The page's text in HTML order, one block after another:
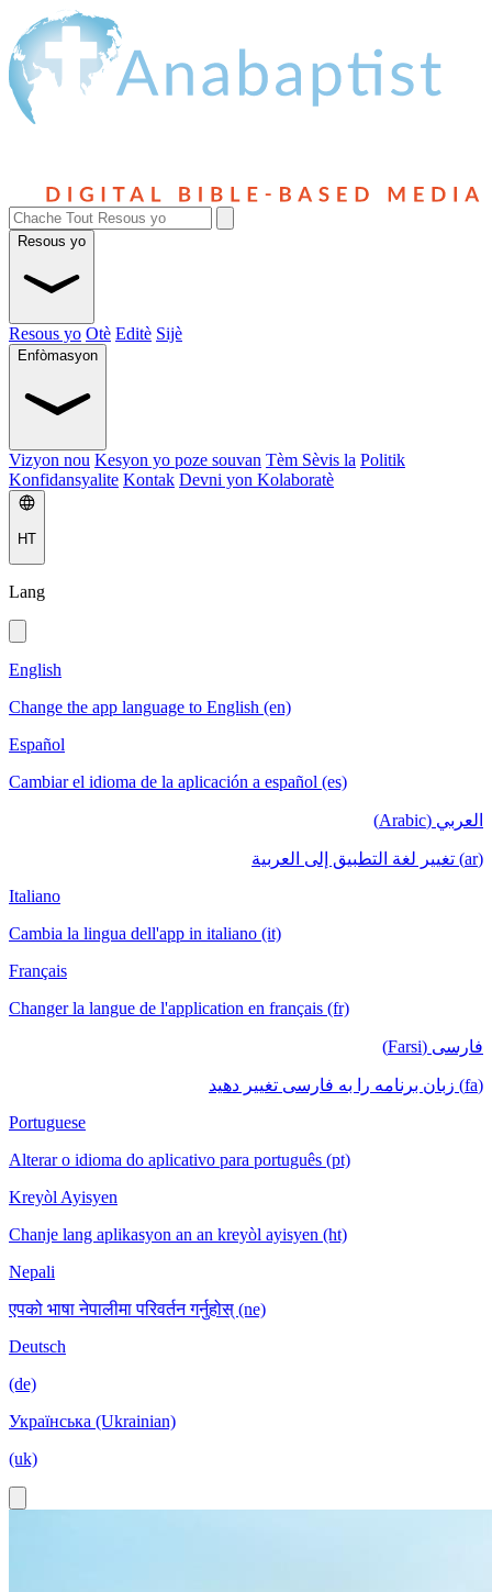
Resous yo
Resous yo Otè Editè Sijè
Enfòmasyon
Vizyon nou Kesyon yo poze souvan Tèm Sèvis la Politik
Konfidansyalite Kontak Devni yon Kolaboratè
HT
Lang
English
Change the app language to English (en)
Español
Cambiar el idioma de la aplicación a español (es)
العربي (Arabic)
(ar) تغيير لغة التطبيق إلى العربية
Italiano
Cambia la lingua dell'app in italiano (it)
Français
Changer la langue de l'application en français (fr)
فارسی (Farsi)
(fa) زبان برنامه را به فارسی تغییر دهید
Portuguese
Alterar o idioma do aplicativo para português (pt)
Kreyòl Ayisyen
Chanje lang aplikasyon an an kreyòl ayisyen (ht)
Nepali
एपको भाषा नेपालीमा परिवर्तन गर्नुहोस् (ne)
Deutsch
(de)
Українська (Ukrainian)
(uk)